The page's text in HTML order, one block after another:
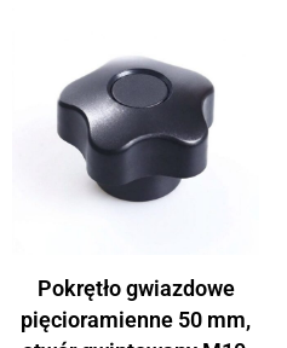
Pokrętło gwiazdowe
pięcioramienne 50 mm,